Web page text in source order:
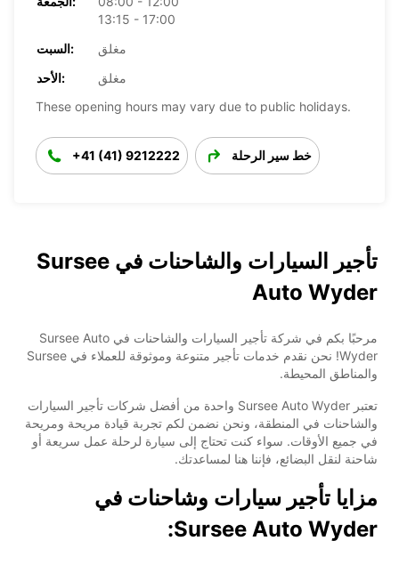
13:15 - 17:00
السبت:
مغلق
الأحد:
مغلق
These opening hours may vary due to public holidays.
+41 (41) 9212222 خط سير الرحلة
تأجير السيارات والشاحنات في Sursee
Auto Wyder
مرحبًا بكم في شركة تأجير السيارات والشاحنات في Sursee Auto
Wyder! نحن نقدم خدمات تأجير متنوعة وموثوقة للعملاء في Sursee
والمناطق المحيطة.
تعتبر Sursee Auto Wyder واحدة من أفضل شركات تأجير السيارات
والشاحنات في المنطقة، ونحن نضمن لكم تجربة قيادة مريحة ومريحة
في جميع الأوقات. سواء كنت تحتاج إلى سيارة لرحلة عمل سريعة أو
شاحنة لنقل البضائع، فإننا هنا لمساعدتك.
مزايا تأجير سيارات وشاحنات في
Sursee Auto Wyder: